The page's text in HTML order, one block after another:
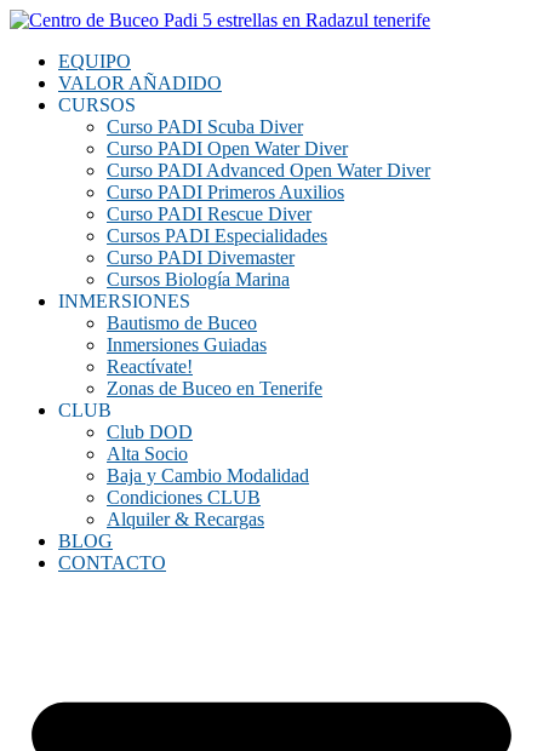
EQUIPO
VALOR AÑADIDO
CURSOS
Curso PADI Scuba Diver
Curso PADI Open Water Diver
Curso PADI Advanced Open Water Diver
Curso PADI Primeros Auxilios
Curso PADI Rescue Diver
Cursos PADI Especialidades
Curso PADI Divemaster
Cursos Biología Marina
INMERSIONES
Bautismo de Buceo
Inmersiones Guiadas
Reactívate!
Zonas de Buceo en Tenerife
CLUB
Club DOD
Alta Socio
Baja y Cambio Modalidad
Condiciones CLUB
Alquiler & Recargas
BLOG
CONTACTO